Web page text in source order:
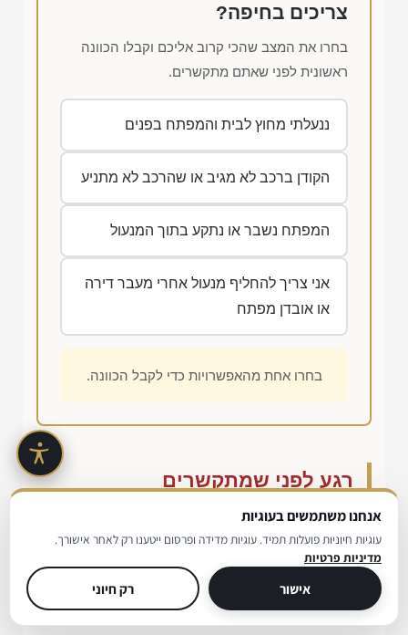
צריכים בחיפה?
בחרו את המצב שהכי קרוב אליכם וקבלו הכוונה
ראשונית לפני שאתם מתקשרים.
ננעלתי מחוץ לבית והמפתח בפנים
הקודן ברכב לא מגיב או שהרכב לא מתניע
המפתח נשבר או נתקע בתוך המנעול
אני צריך להחליף מנעול אחרי מעבר דירה
או אובדן מפתח
בחרו אחת מהאפשרויות כדי לקבל הכוונה.
רגע לפני שמתקשרים
בסרטון הקצר הבא אפשר לראות איך נראית עבודת
מנעולן על מפתח ועל מנגנון רכב מקרוב. זה נותן מושג
טוב על ההבדל בין עבודה מדויקת לבין ניסיון פתיחה
אנחנו משתמשים בעוגיות
עוגיות חיוניות פועלות תמיד. עוגיות מדידה ופרסום ייטענו רק לאחר אישורך.
מדיניות פרטיות
אישור רק חיוני